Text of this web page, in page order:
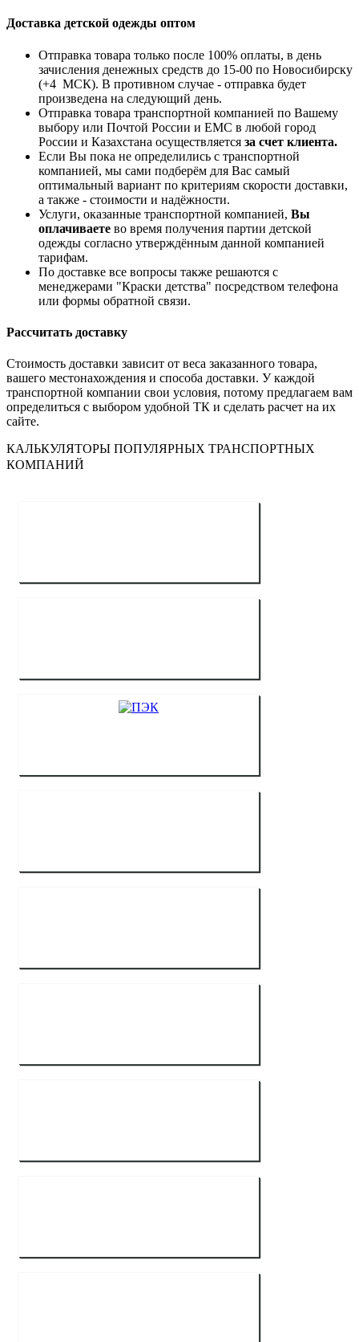
Доставка детской одежды оптом
Отправка товара только после 100% оплаты, в день
зачисления денежных средств до 15-00 по Новосибирску
(+4 МСК). В противном случае - отправка будет
произведена на следующий день.
Отправка товара транспортной компанией по Вашему
выбору или Почтой России и ЕМС в любой город
России и Казахстана осуществляется за счет клиента.
Если Вы пока не определились с транспортной
компанией, мы сами подберём для Вас самый
оптимальный вариант по критериям скорости доставки,
а также - стоимости и надёжности.
Услуги, оказанные транспортной компанией, Вы
оплачиваете во время получения партии детской
одежды согласно утверждённым данной компанией
тарифам.
По доставке все вопросы также решаются с
менеджерами "Краски детства" посредством телефона
или формы обратной связи.
Рассчитать доставку
Стоимость доставки зависит от веса заказанного товара,
вашего местонахождения и способа доставки. У каждой
транспортной компании свои условия, потому предлагаем вам
определиться с выбором удобной ТК и сделать расчет на их
сайте.
КАЛЬКУЛЯТОРЫ ПОПУЛЯРНЫХ ТРАНСПОРТНЫХ
КОМПАНИЙ